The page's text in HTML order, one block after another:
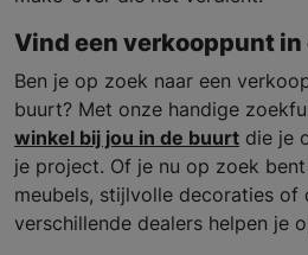
Vind een verkooppunt
Ben je op zoek naar een
buurt? Met onze handige
winkel bij jou in de buurt die je
je project. Of je nu op zoek
meubels, stijlvolle decoraties of
verschillende dealers helpen je